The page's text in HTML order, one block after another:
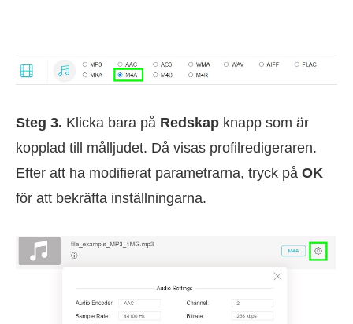
Steg 3. Klicka bara på Redskap knapp som är
kopplad till målljudet. Då visas profilredigeraren.
Efter att ha modifierat parametrarna, tryck på OK
för att bekräfta inställningarna.